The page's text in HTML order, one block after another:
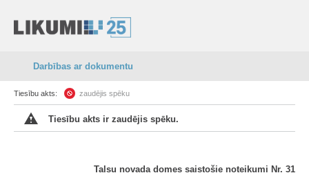
Darbības ar dokumentu
Tiesību akts: zaudējis spēku
Tiesību akts ir zaudējis spēku.
Talsu novada domes saistošie noteikumi Nr. 31